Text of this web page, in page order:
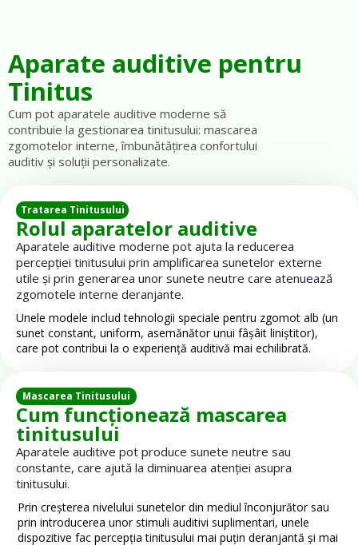
Aparate auditive pentru
Tinitus
Cum pot aparatele auditive moderne să
contribuie la gestionarea tinitusului: mascarea
zgomotelor interne, îmbunătățirea confortului
auditiv și soluții personalizate.
Tratarea Tinitusului
Rolul aparatelor auditive
Aparatele auditive moderne pot ajuta la reducerea
percepției tinitusului prin amplificarea sunetelor externe
utile și prin generarea unor sunete neutre care atenuează
zgomotele interne deranjante.
Unele modele includ tehnologii speciale pentru zgomot alb (un
sunet constant, uniform, asemănător unui fâșâit liniștitor),
care pot contribui la o experiență auditivă mai echilibrată.
Mascarea Tinitusului
Cum funcționează mascarea
tinitusului
Aparatele auditive pot produce sunete neutre sau
constante, care ajută la diminuarea atenției asupra
tinitusului.
Prin creșterea nivelului sunetelor din mediul înconjurător sau
prin introducerea unor stimuli auditivi suplimentari, unele
dispozitive fac percepția tinitusului mai puțin deranjantă și mai